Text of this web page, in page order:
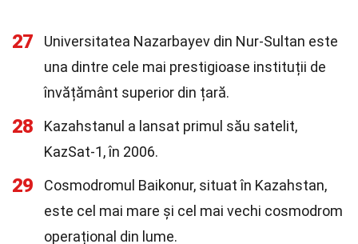
27
Universitatea Nazarbayev din Nur-Sultan este
una dintre cele mai prestigioase instituții de
învățământ superior din țară.
28
Kazahstanul a lansat primul său satelit,
KazSat-1, în 2006.
29
Cosmodromul Baikonur, situat în Kazahstan,
este cel mai mare și cel mai vechi cosmodrom
operațional din lume.